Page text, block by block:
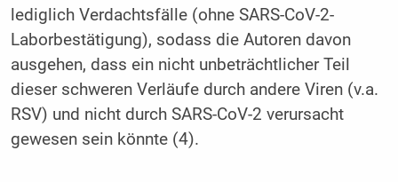
lediglich Verdachtsfälle (ohne SARS-CoV-2-
Laborbestätigung), sodass die Autoren davon
ausgehen, dass ein nicht unbeträchtlicher Teil
dieser schweren Verläufe durch andere Viren (v.a.
RSV) und nicht durch SARS-CoV-2 verursacht
gewesen sein könnte (4).